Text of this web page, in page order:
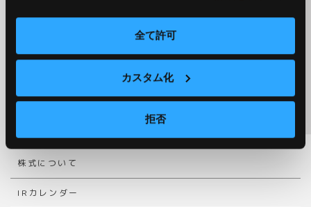
全て許可
カスタム化
拒否
IRライブラリー
株式について
IRカレンダー